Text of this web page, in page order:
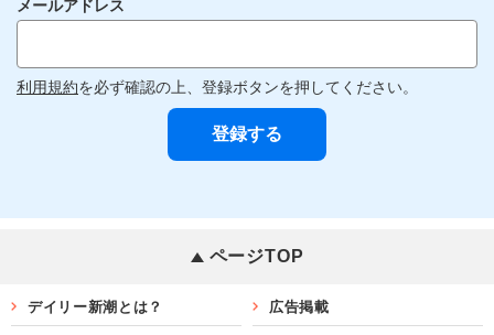
メールアドレス
利用規約を必ず確認の上、登録ボタンを押してください。
ページTOP
デイリー新潮とは？ 広告掲載